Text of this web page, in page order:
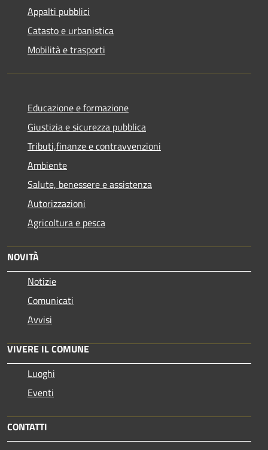
Appalti pubblici
Catasto e urbanistica
Mobilità e trasporti
Educazione e formazione
Giustizia e sicurezza pubblica
Tributi,finanze e contravvenzioni
Ambiente
Salute, benessere e assistenza
Autorizzazioni
Agricoltura e pesca
NOVITÀ
Notizie
Comunicati
Avvisi
VIVERE IL COMUNE
Luoghi
Eventi
CONTATTI